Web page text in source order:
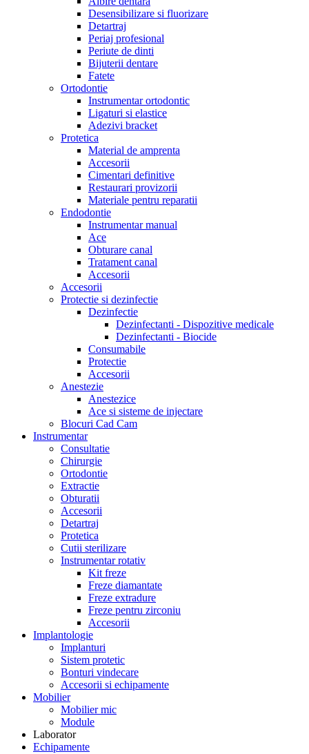
Desensibilizare si fluorizare
Detartraj
Periaj profesional
Periute de dinti
Bijuterii dentare
Fatete
Ortodontie
Instrumentar ortodontic
Ligaturi si elastice
Adezivi bracket
Protetica
Material de amprenta
Accesorii
Cimentari definitive
Restaurari provizorii
Materiale pentru reparatii
Endodontie
Instrumentar manual
Ace
Obturare canal
Tratament canal
Accesorii
Accesorii
Protectie si dezinfectie
Dezinfectie
Dezinfectanti - Dispozitive medicale
Dezinfectanti - Biocide
Consumabile
Protectie
Accesorii
Anestezie
Anestezice
Ace si sisteme de injectare
Blocuri Cad Cam
Instrumentar
Consultatie
Chirurgie
Ortodontie
Extractie
Obturatii
Accesorii
Detartraj
Protetica
Cutii sterilizare
Instrumentar rotativ
Kit freze
Freze diamantate
Freze extradure
Freze pentru zirconiu
Accesorii
Implantologie
Implanturi
Sistem protetic
Bonturi vindecare
Accesorii si echipamente
Mobilier
Mobilier mic
Module
Laborator
Echipamente